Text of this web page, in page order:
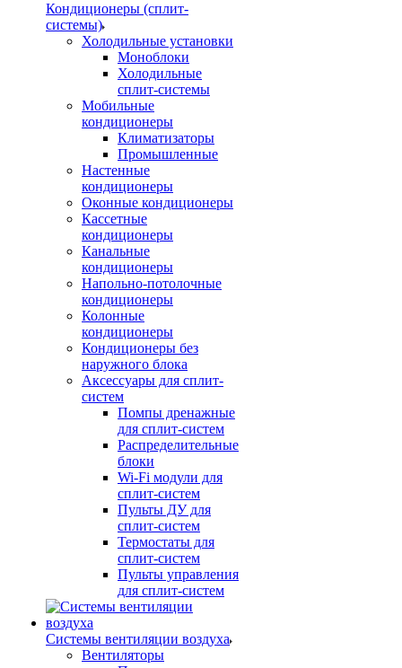
Кондиционеры (сплит-
системы)
Холодильные установки
Моноблоки
Холодильные
сплит-системы
Мобильные
кондиционеры
Климатизаторы
Промышленные
Настенные
кондиционеры
Оконные кондиционеры
Кассетные
кондиционеры
Канальные
кондиционеры
Напольно-потолочные
кондиционеры
Колонные
кондиционеры
Кондиционеры без
наружного блока
Аксессуары для сплит-
систем
Помпы дренажные
для сплит-систем
Распределительные
блоки
Wi-Fi модули для
сплит-систем
Пульты ДУ для
сплит-систем
Термостаты для
сплит-систем
Пульты управления
для сплит-систем
Системы вентиляции воздуха
Вентиляторы